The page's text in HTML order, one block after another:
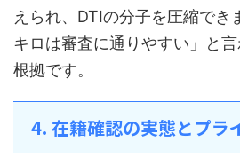
えられ、DTIの分子を圧縮でき
キロは審査に通りやすい」と
根拠です。
4. 在籍確認の実態とプラ